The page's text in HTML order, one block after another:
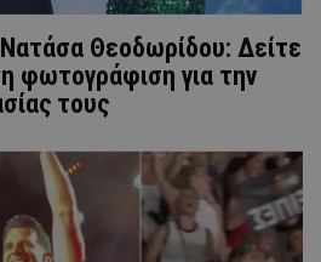
Θεοδωρίδου: Δείτε
φωτογράφιση για την
τους